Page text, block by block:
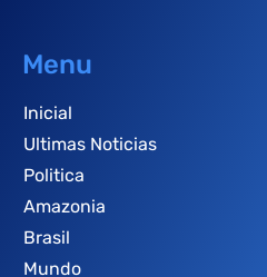
Menu
Inicial
Ultimas Noticias
Politica
Amazonia
Brasil
Mundo